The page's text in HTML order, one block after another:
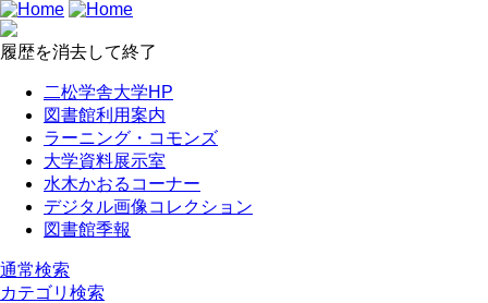
履歴を消去して終了
二松学舎大学HP
図書館利用案内
ラーニング・コモンズ
大学資料展示室
水木かおるコーナー
デジタル画像コレクション
図書館季報
通常検索
カテゴリ検索